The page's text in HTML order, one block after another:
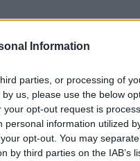
Information
parties, or processing of
us, please use the below
opt-out request is
information utilized
opt-out. You may
by third parties on the IAB’s